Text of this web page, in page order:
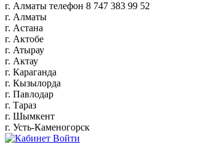
г. Алматы телефон 8 747 383 99 52
г. Алматы
г. Астана
г. Актобе
г. Атырау
г. Актау
г. Караганда
г. Кызылорда
г. Павлодар
г. Тараз
г. Шымкент
г. Усть-Каменогорск
Войти